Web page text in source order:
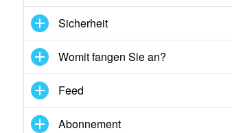
Sicherheit
Womit fangen Sie an?
Feed
Abonnement